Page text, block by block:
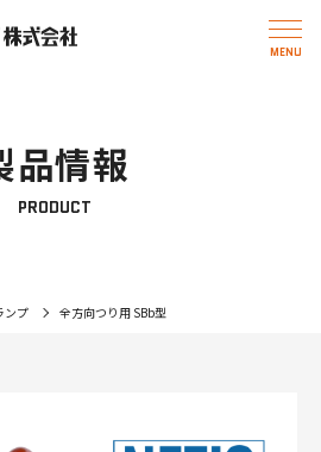
ンプ 全方向つり用 SBb型
品情報
PRODUCT